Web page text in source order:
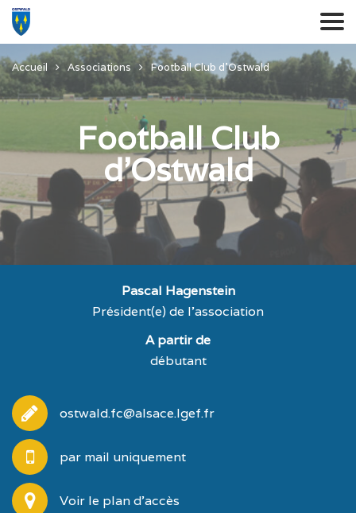
Accueil Associations Football Club d’Ostwald
Football Club
d’Ostwald
Pascal Hagenstein
Président(e) de l'association
A partir de
débutant
ostwald.fc@alsace.lgef.fr
par mail uniquement
Voir le plan d'accès